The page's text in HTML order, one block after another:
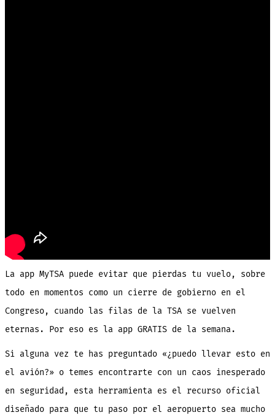
La app MyTSA puede evitar que pierdas tu vuelo, sobre
todo en momentos como un cierre de gobierno en el
Congreso, cuando las filas de la TSA se vuelven
eternas. Por eso es la app GRATIS de la semana.
Si alguna vez te has preguntado «¿puedo llevar esto en
el avión?» o temes encontrarte con un caos inesperado
en seguridad, esta herramienta es el recurso oficial
diseñado para que tu paso por el aeropuerto sea mucho